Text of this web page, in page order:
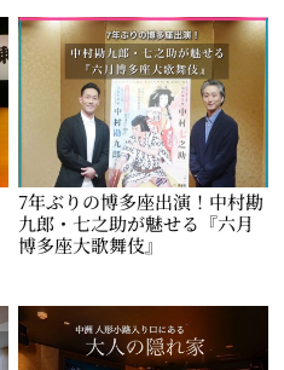
7年ぶりの博多座出演！中村勘
九郎・七之助が魅せる『六月
博多座大歌舞伎』